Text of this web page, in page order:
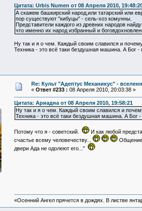
Цитата: Urbis Numen от 08 Апреля 2010,
А скажем башкирский народ,или татарский или
пор существуют "кибуцы" - сель-хоз комунны.
Представители каждого из древних народов
что именно их народ избранный и
Ну так и я о чем. Каждый своим славился и
Техника - это всё таки бездушная машина. А Бог
Re: Культ "Адептус Механикус" -
« Ответ #233 : 08 Апреля 2010, 20:03:38 »
Цитата: Ариадна от 08 Апреля 2010, 19:58:21
Ну так и я о чем. Каждый своим славился и
Техника - это всё таки бездушная машина. А
Потому что я - советский.
И как любой
счастье всему человечеству...
Общение
двери Ада не одолеют его..."
«Осенний Ангел прячется в дождях. В листве